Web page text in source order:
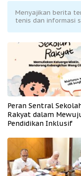
Menyajikan berita
tenis dan informasi
Peran Sentral
Rakyat dalam
Pendidikan Inklusif